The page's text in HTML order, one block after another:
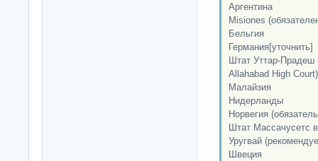
Аргентина
Misiones
Бельгия
Германия[уточнить]
Штат Уттар-Прадеш
Allahabad High Court)
Малайзия
Нидерланды
Норвегия
Штат Массачусетс
Уругвай
Швеция